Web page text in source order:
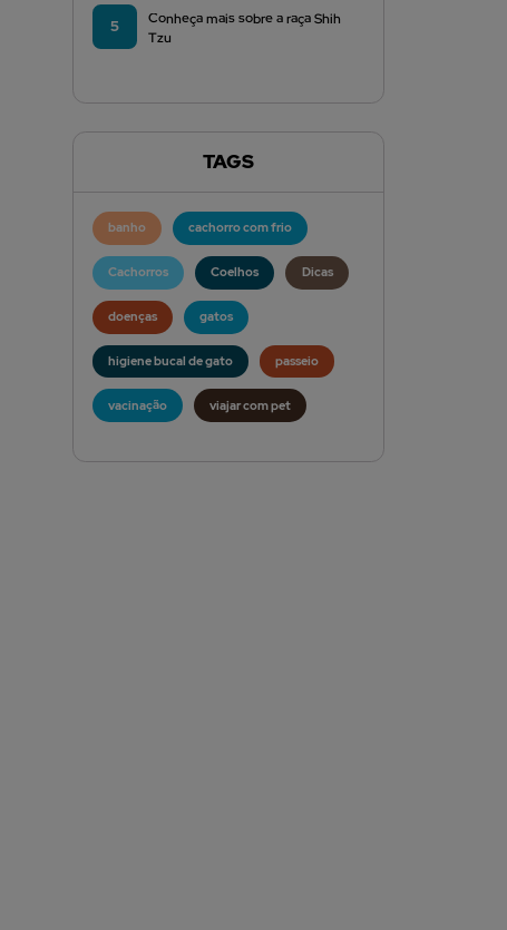
5
Conheça mais sobre a raça Shih
Tzu
TAGS
banho cachorro com frio
Cachorros Coelhos Dicas
doenças gatos
higiene bucal de gato passeio
vacinação viajar com pet